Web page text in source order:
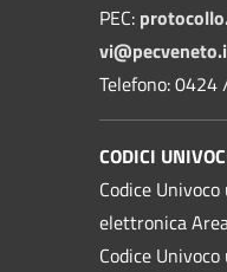
PEC:
Telefono:
CODICI
Codice
elettronica
Codice